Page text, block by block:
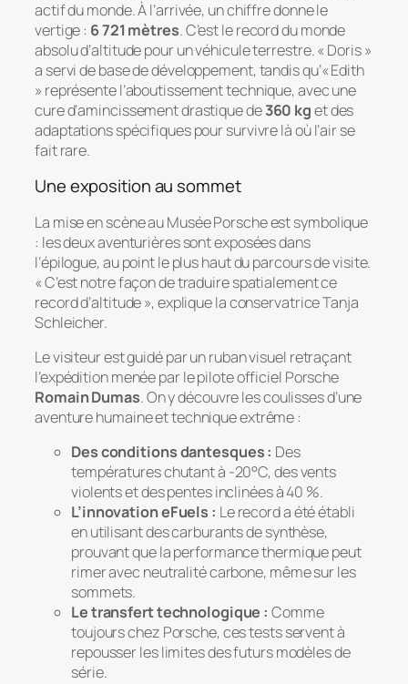
actif du monde. À l’arrivée, un chiffre donne le
vertige : 6 721 mètres. C’est le record du monde
absolu d’altitude pour un véhicule terrestre. « Doris »
a servi de base de développement, tandis qu’« Edith
» représente l’aboutissement technique, avec une
cure d’amincissement drastique de360 kget des
adaptations spécifiques pour survivre là où l’air se
fait rare.
Une exposition au sommet
La mise en scène au Musée Porsche est symbolique
: les deux aventurières sont exposées dans
l’épilogue, au point le plus haut du parcours de visite.
« C’est notre façon de traduire spatialement ce
record d’altitude », explique la conservatrice Tanja
Schleicher.
Le visiteur est guidé par un ruban visuel retraçant
l’expédition menée par le pilote officiel Porsche
Romain Dumas. On y découvre les coulisses d’une
aventure humaine et technique extrême :
Des conditions dantesques : Des
températures chutant à -20°C, des vents
violents et des pentes inclinées à 40 %.
L’innovation eFuels : Le record a été établi
en utilisant des carburants de synthèse,
prouvant que la performance thermique peut
rimer avec neutralité carbone, même sur les
sommets.
Le transfert technologique : Comme
toujours chez Porsche, ces tests servent à
repousser les limites des futurs modèles de
série.